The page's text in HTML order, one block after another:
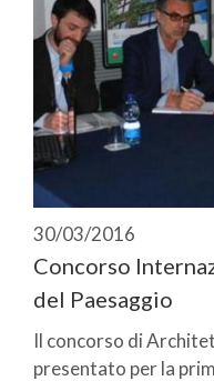
30/03/2016
Concorso
del Paesaggio
Il concorso di
presentato per la